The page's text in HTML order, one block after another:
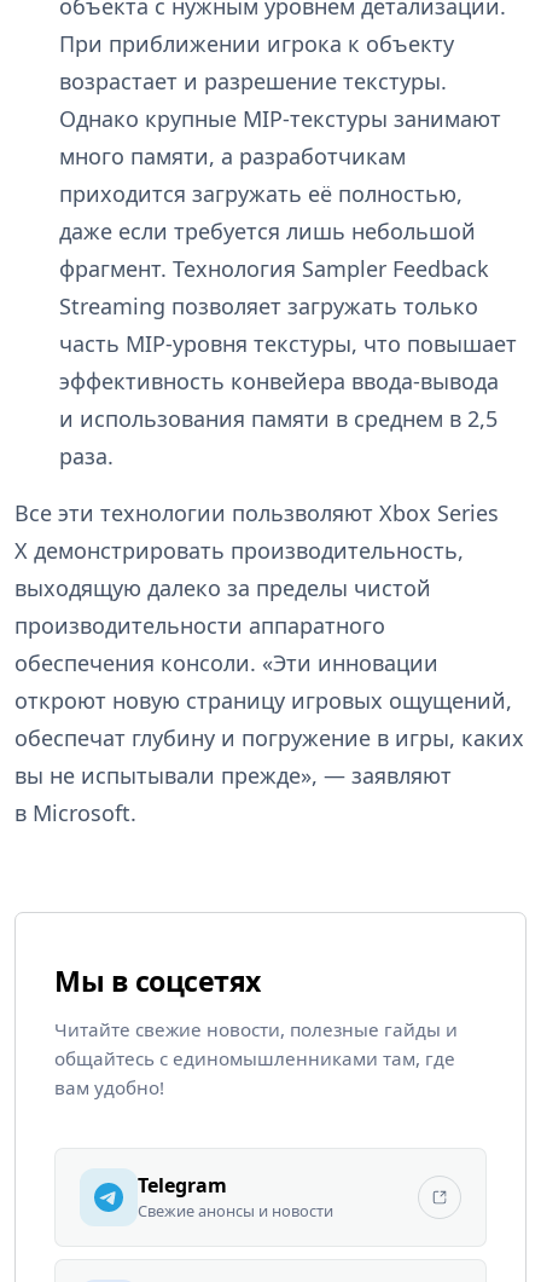
объекта с нужным уровнем детализации.
При приближении игрока к объекту
возрастает и разрешение текстуры.
Однако крупные MIP-текстуры занимают
много памяти, а разработчикам
приходится загружать её полностью,
даже если требуется лишь небольшой
фрагмент. Технология Sampler Feedback
Streaming позволяет загружать только
часть MIP-уровня текстуры, что повышает
эффективность конвейера ввода-вывода
и использования памяти в среднем в 2,5
раза.
Все эти технологии пользволяют Xbox Series
X демонстрировать производительность,
выходящую далеко за пределы чистой
производительности аппаратного
обеспечения консоли. «Эти инновации
откроют новую страницу игровых ощущений,
обеспечат глубину и погружение в игры, каких
вы не испытывали прежде», — заявляют
в Microsoft.
Мы в соцсетях
Читайте свежие новости, полезные гайды и
общайтесь с единомышленниками там, где
вам удобно!
Telegram
Свежие анонсы и новости